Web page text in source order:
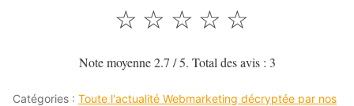
☆
☆
☆
☆
☆
Note moyenne2.7 / 5. Total des avis : 3
Catégories : Toute l'actualité Webmarketing décryptée par nos